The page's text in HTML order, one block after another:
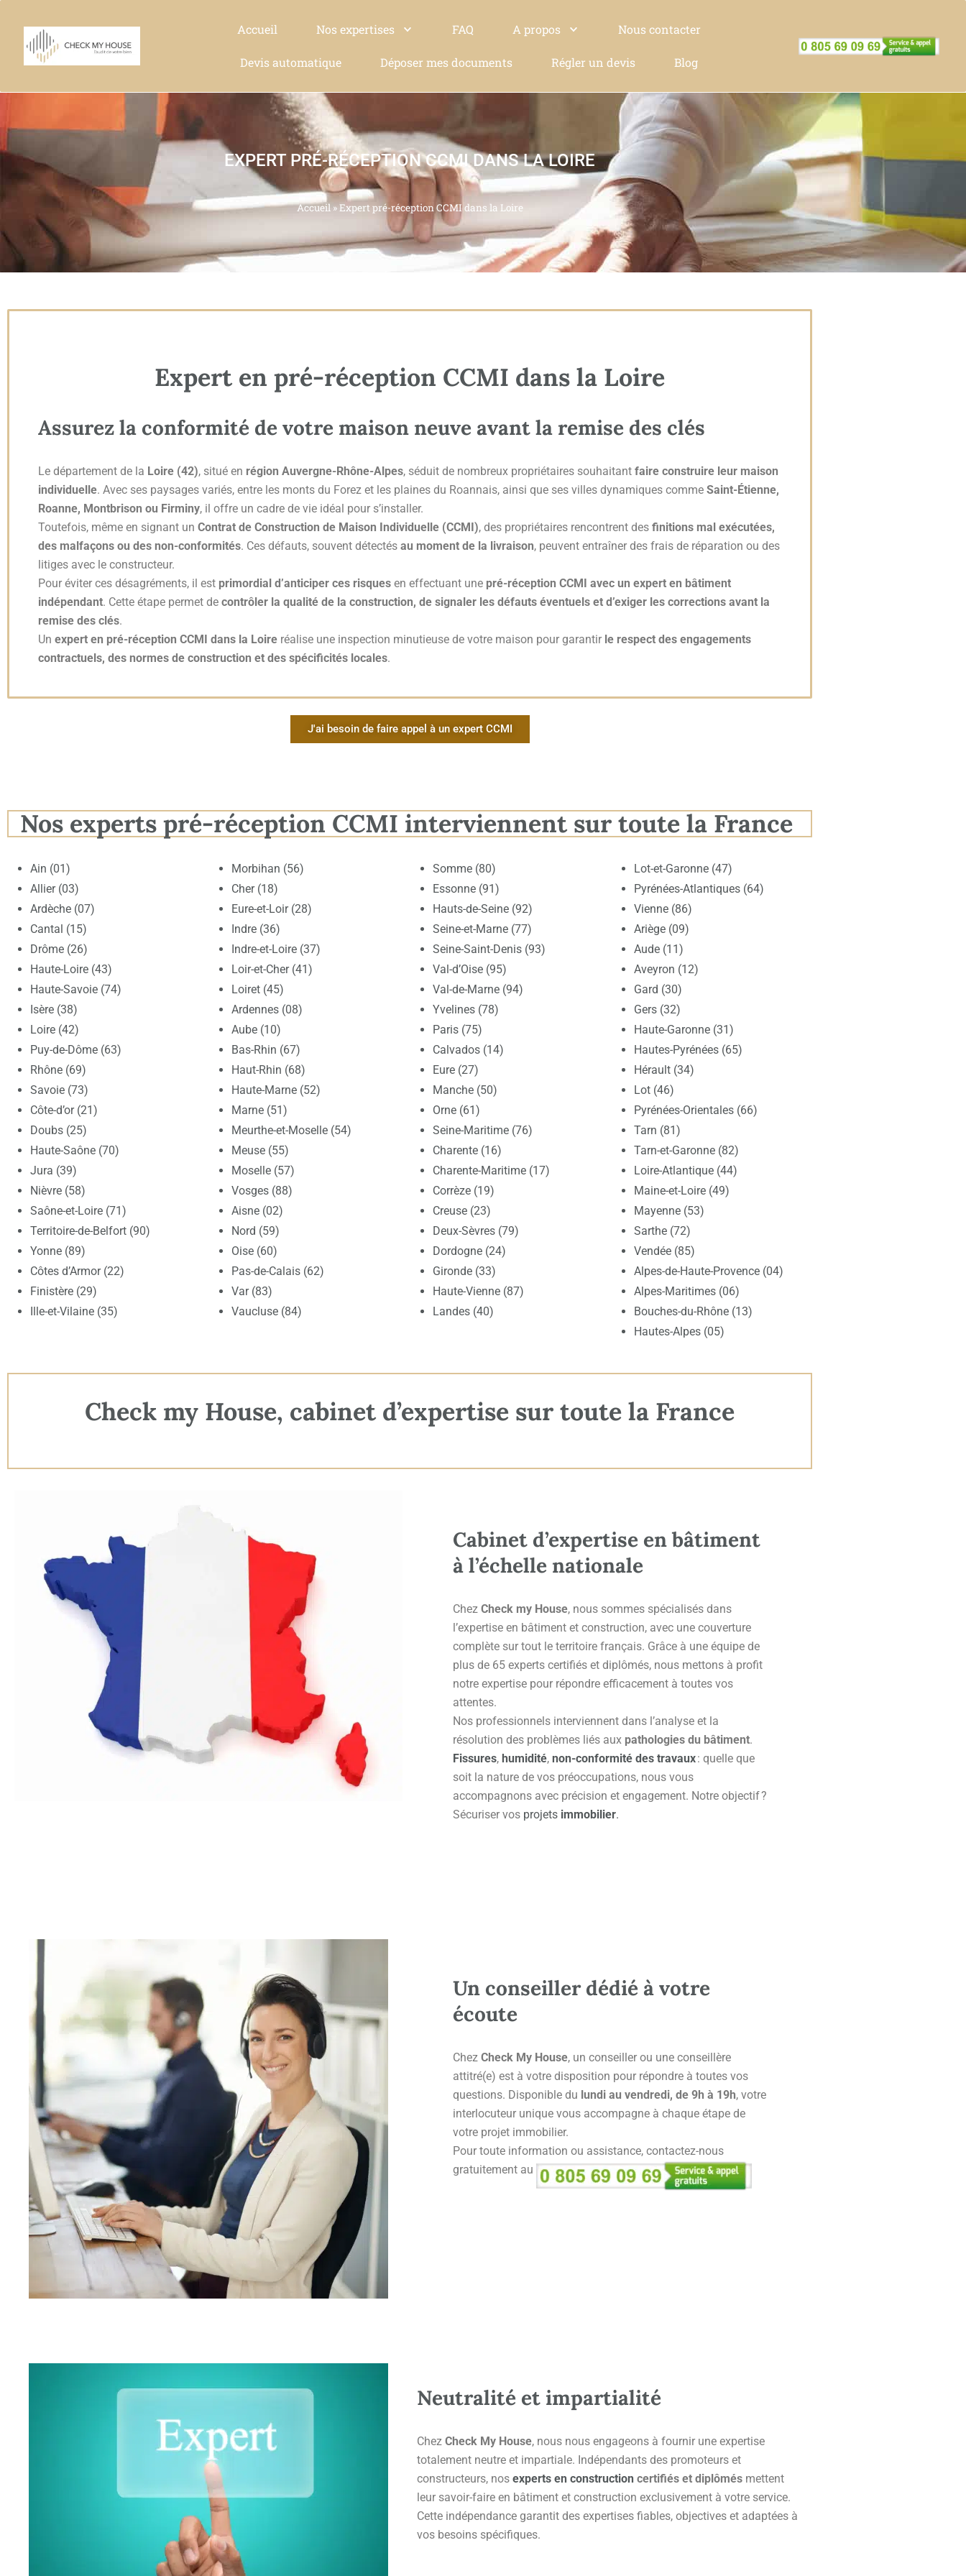
Accueil Nos expertises FAQ A propos Nous contacter
Devis automatique Déposer mes documents Régler un devis Blog
EXPERT PRÉ-RÉCEPTION CCMI DANS LA LOIRE
Accueil »Expert pré-réception CCMI dans la Loire
Expert en pré-réception CCMI dans la Loire
Assurez la conformité de votre maison neuve avant la remise des clés
Le département de la Loire (42), situé en région Auvergne-Rhône-Alpes, séduit de nombreux propriétaires souhaitant faire construire leur maison
individuelle. Avec ses paysages variés, entre les monts du Forez et les plaines du Roannais, ainsi que ses villes dynamiques comme Saint-Étienne,
Roanne, Montbrison ou Firminy, il offre un cadre de vie idéal pour s’installer.
Toutefois, même en signant un Contrat de Construction de Maison Individuelle (CCMI), des propriétaires rencontrent des finitions mal exécutées,
des malfaçons ou des non-conformités. Ces défauts, souvent détectés au moment de la livraison, peuvent entraîner des frais de réparation ou des
litiges avec le constructeur.
Pour éviter ces désagréments, il est primordial d’anticiper ces risques en effectuant une pré-réception CCMI avec un expert en bâtiment
indépendant. Cette étape permet de contrôler la qualité de la construction, de signaler les défauts éventuels et d’exiger les corrections avant la
remise des clés.
Un expert en pré-réception CCMI dans la Loire réalise une inspection minutieuse de votre maison pour garantir le respect des engagements
contractuels, des normes de construction et des spécificités locales.
J'ai besoin de faire appel à un expert CCMI
Nos experts pré-réception CCMI interviennent sur toute la France
Ain (01)
Allier (03)
Ardèche (07)
Cantal (15)
Drôme (26)
Haute-Loire (43)
Haute-Savoie (74)
Isère (38)
Loire (42)
Puy-de-Dôme (63)
Rhône (69)
Savoie (73)
Côte-d’or (21)
Doubs (25)
Haute-Saône (70)
Jura (39)
Nièvre (58)
Saône-et-Loire (71)
Territoire-de-Belfort (90)
Yonne (89)
Côtes d’Armor (22)
Finistère (29)
Ille-et-Vilaine (35)
Morbihan (56)
Cher (18)
Eure-et-Loir (28)
Indre (36)
Indre-et-Loire (37)
Loir-et-Cher (41)
Loiret (45)
Ardennes (08)
Aube (10)
Bas-Rhin (67)
Haut-Rhin (68)
Haute-Marne (52)
Marne (51)
Meurthe-et-Moselle (54)
Meuse (55)
Moselle (57)
Vosges (88)
Aisne (02)
Nord (59)
Oise (60)
Pas-de-Calais (62)
Var (83)
Vaucluse (84)
Somme (80)
Essonne (91)
Hauts-de-Seine (92)
Seine-et-Marne (77)
Seine-Saint-Denis (93)
Val-d’Oise (95)
Val-de-Marne (94)
Yvelines (78)
Paris (75)
Calvados (14)
Eure (27)
Manche (50)
Orne (61)
Seine-Maritime (76)
Charente (16)
Charente-Maritime (17)
Corrèze (19)
Creuse (23)
Deux-Sèvres (79)
Dordogne (24)
Gironde (33)
Haute-Vienne (87)
Landes (40)
Lot-et-Garonne (47)
Pyrénées-Atlantiques (64)
Vienne (86)
Ariège (09)
Aude (11)
Aveyron (12)
Gard (30)
Gers (32)
Haute-Garonne (31)
Hautes-Pyrénées (65)
Hérault (34)
Lot (46)
Pyrénées-Orientales (66)
Tarn (81)
Tarn-et-Garonne (82)
Loire-Atlantique (44)
Maine-et-Loire (49)
Mayenne (53)
Sarthe (72)
Vendée (85)
Alpes-de-Haute-Provence (04)
Alpes-Maritimes (06)
Bouches-du-Rhône (13)
Hautes-Alpes (05)
Check my House, cabinet d’expertise sur toute la France
Cabinet d’expertise en bâtiment
à l’échelle nationale
Chez Check my House, nous sommes spécialisés dans
l’expertise en bâtiment et construction, avec une couverture
complète sur tout le territoire français. Grâce à une équipe de
plus de 65 experts certifiés et diplômés, nous mettons à profit
notre expertise pour répondre efficacement à toutes vos
attentes.
Nos professionnels interviennent dans l’analyse et la
résolution des problèmes liés aux pathologies du bâtiment.
Fissures, humidité, non-conformité des travaux: quelle que
soit la nature de vos préoccupations, nous vous
accompagnons avec précision et engagement. Notre objectif ?
Sécuriser vos projets immobilier.
Un conseiller dédié à votre
écoute
Chez Check My House, un conseiller ou une conseillère
attitré(e) est à votre disposition pour répondre à toutes vos
questions. Disponible du lundi au vendredi, de 9h à 19h, votre
interlocuteur unique vous accompagne à chaque étape de
votre projet immobilier.
Pour toute information ou assistance, contactez-nous
gratuitement au
Neutralité et impartialité
Chez Check My House, nous nous engageons à fournir une expertise
totalement neutre et impartiale. Indépendants des promoteurs et
constructeurs, nos experts en construction certifiés et diplômés mettent
leur savoir-faire en bâtiment et construction exclusivement à votre service.
Cette indépendance garantit des expertises fiables, objectives et adaptées à
vos besoins spécifiques.